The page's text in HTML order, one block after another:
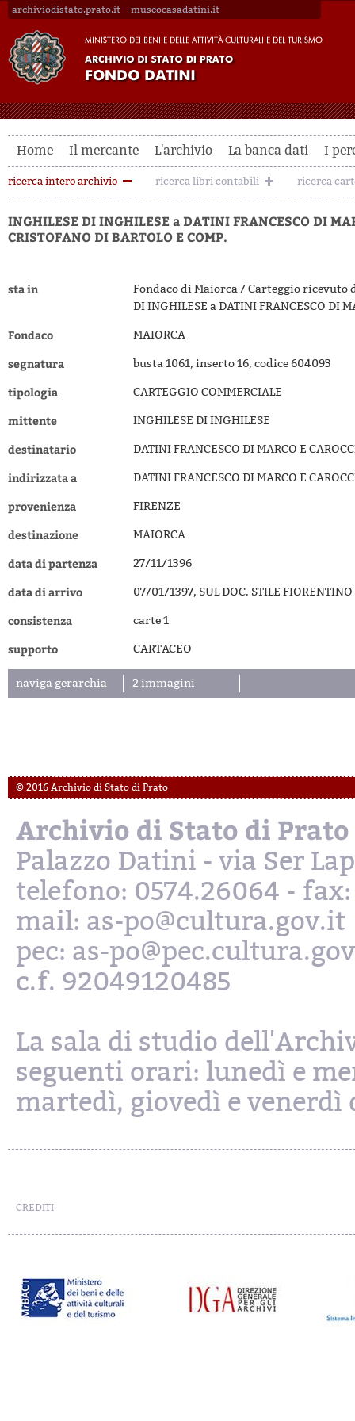
archiviodistato.prato.it museocasadatini.it
Home Il mercante L'archivio La banca dati I
ricerca intero archivio ricerca libri contabili ricerca
INGHILESE DI INGHILESE a DATINI FRANCESCO DI
CRISTOFANO DI BARTOLO E COMP.
sta in
Fondaco di Maiorca / Carteggio ricevuto
DI INGHILESE a DATINI FRANCESCO DI
Fondaco MAIORCA
segnatura busta 1061, inserto 16, codice 604093
tipologia CARTEGGIO COMMERCIALE
mittente INGHILESE DI INGHILESE
destinatario DATINI FRANCESCO DI MARCO E
indirizzata a DATINI FRANCESCO DI MARCO E
provenienza FIRENZE
destinazione MAIORCA
data di partenza 27/11/1396
data di arrivo 07/01/1397, SUL DOC. STILE
consistenza carte 1
supporto CARTACEO
naviga gerarchia 2 immagini
© 2016 Archivio di Stato di Prato
Archivio di Stato di Prato
Palazzo Datini - via Ser
telefono: 0574.26064 - fax:
mail: as-po@cultura.gov.it
pec: as-
c.f. 92049120485
La sala di studio
seguenti orari: lunedì e
martedì, giovedì e venerdì
CREDITI